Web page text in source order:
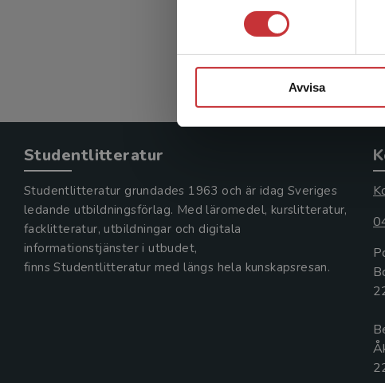
Avvisa
Studentlitteratur
Studentlitteratur grundades 1963 och är idag Sveriges
ledande utbildningsförlag. Med läromedel, kurslitteratur,
facklitteratur, utbildningar och digitala
informationstjänster i utbudet,
finns Studentlitteratur med längs hela kunskapsresan.